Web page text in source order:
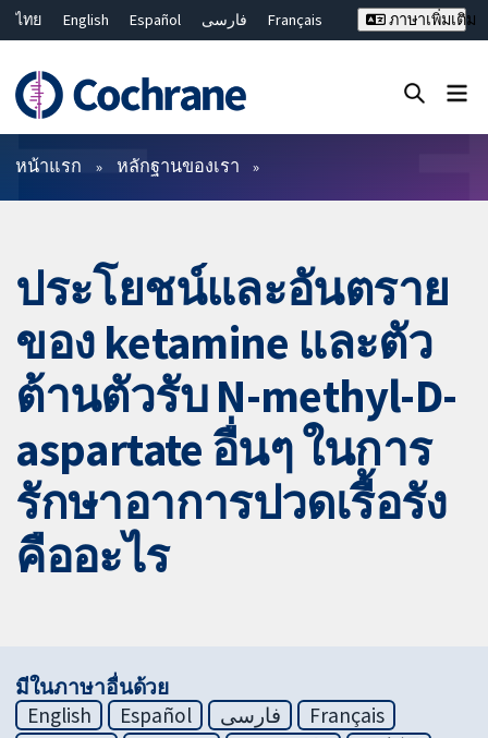
ไทย English Español فارسی
Français
Bahasa Malaysia
繁體中文 简体中文
ภาษาเพิ่มเติม
ตัวกรอง
หน้าแรก หลักฐานของเรา
ประโยชน์และอันตราย
ของ ketamine และตัว
ต้านตัวรับ N-methyl-D-
aspartate อื่นๆ ในการ
รักษาอาการปวดเรื้อรัง
คืออะไร
มีในภาษาอื่นด้วย
English
Español فارسی
Français